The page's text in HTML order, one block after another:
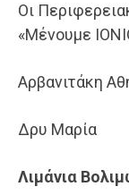
Οι
«Μένουμε
Αρβανιτάκη
Δρυ Μαρία
Λιμάνια